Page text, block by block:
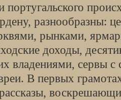
португальского
разнообразны:
рынками,
доходы,
владениями, сервы с
В первых